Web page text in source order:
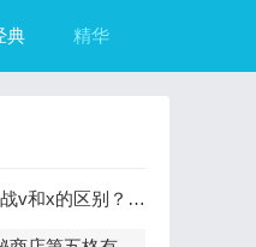
典 精华
？（超级机器人大战R）